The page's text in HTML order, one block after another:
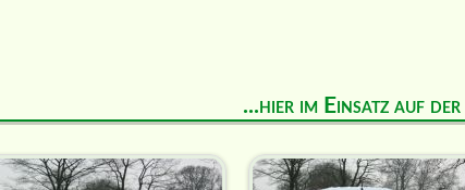
...hier im Einsatz auf